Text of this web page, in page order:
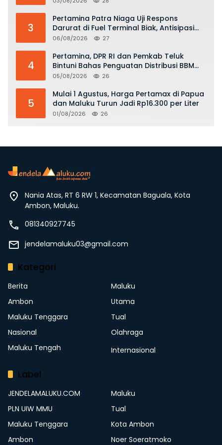
3
Pertamina Patra Niaga Uji Respons
Darurat di Fuel Terminal Biak, Antisipasi
Risiko Kebakaran dan Tumpahan BBM
06/08/2026 27
4
Pertamina, DPR RI dan Pemkab Teluk
Bintuni Bahas Penguatan Distribusi BBM
dan LPG
05/08/2026 26
5
Mulai 1 Agustus, Harga Pertamax di Papua
dan Maluku Turun Jadi Rp16.300 per Liter
01/08/2026 26
Nania Atas, RT 6 RW 1, Kecamatan Baguala, Kota
Ambon, Maluku.
081340927745
jendelamaluku03@gmail.com
Kategori
Berita
Maluku
Ambon
Utama
Maluku Tenggara
Tual
Nasional
Olahraga
Maluku Tengah
Internasional
Label
JENDELAMALUKU.COM
Maluku
PLN UIW MMU
Tual
Maluku Tenggara
Kota Ambon
Ambon
Noer Soeratmoko